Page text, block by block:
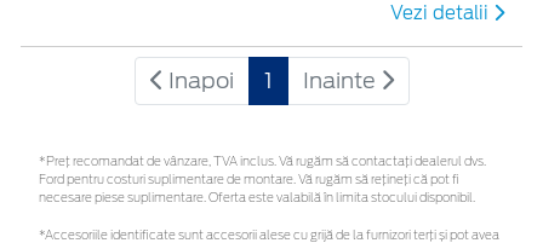
Vezi detalii
Inapoi 1 Inainte
*Preţ recomandat de vânzare, TVA inclus. Vă rugăm să contactaţi dealerul dvs.
Ford pentru costuri suplimentare de montare. Vă rugăm să rețineți că pot fi
necesare piese suplimentare. Oferta este valabilă în limita stocului disponibil.
*Accesoriile identificate sunt accesorii alese cu grijă de la furnizori terți și pot avea